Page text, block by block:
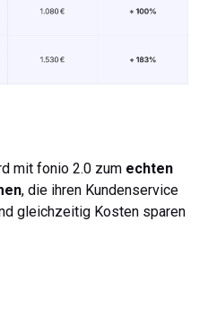
mit fonio 2.0 zum echten
, die ihren Kundenservice
gleichzeitig Kosten sparen